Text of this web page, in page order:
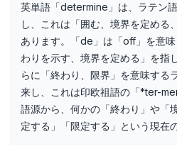
英単語「determine」は、ラテン
し、これは「囲む、境界を定める
あります。「de」は「off」を意
わりを示す、境界を定める」を指
らに「終わり、限界」を意味する
来し、これは印欧祖語の「*ter-
語源から、何かの「終わり」や「
定する」「限定する」という現在